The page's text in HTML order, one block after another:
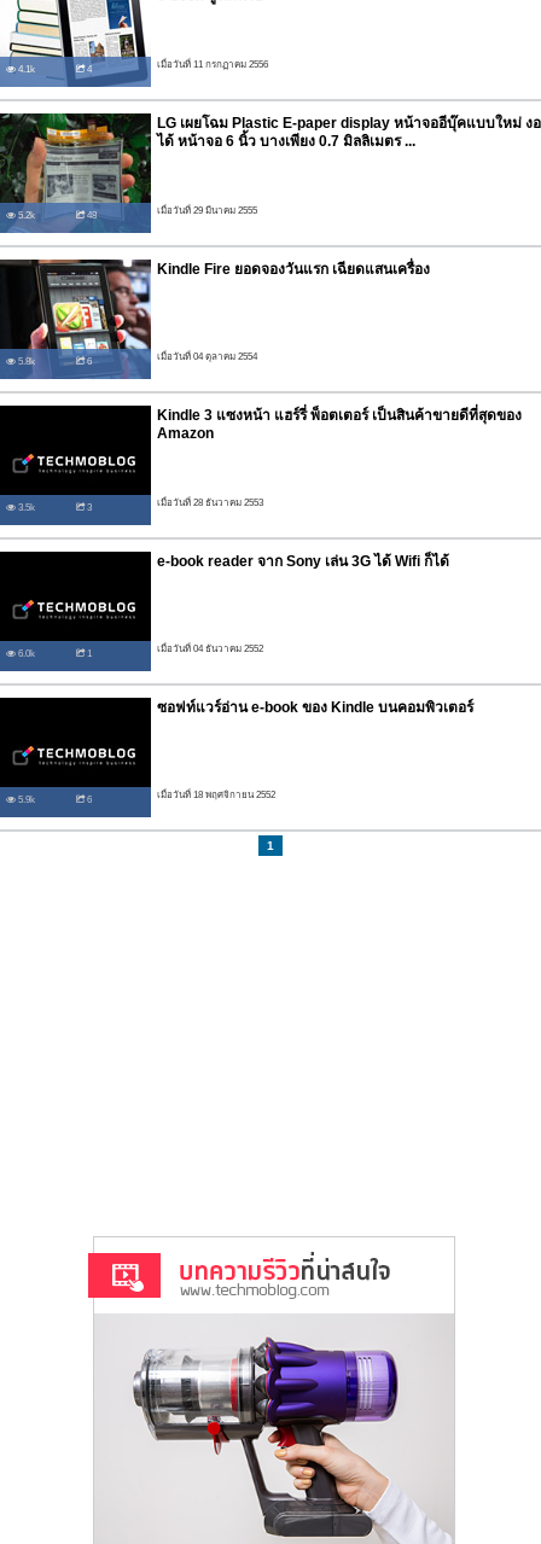
4.1k 4 เมื่อวันที่ 11 กรกฏาคม 2556
5.2k 48
LG เผยโฉม Plastic E-paper display หน้าจออีบุ๊คแบบใหม่ งอ
ได้ หน้าจอ 6 นิ้ว บางเพียง 0.7 มิลลิเมตร ...
เมื่อวันที่ 29 มีนาคม 2555
5.8k 6
Kindle Fire ยอดจองวันแรก เฉียดแสนเครื่อง
เมื่อวันที่ 04 ตุลาคม 2554
3.5k 3
Kindle 3 แซงหน้า แฮร์รี่ พ็อตเตอร์ เป็นสินค้าขายดีที่สุดของ
Amazon
เมื่อวันที่ 28 ธันวาคม 2553
6.0k 1
e-book reader จาก Sony เล่น 3G ได้ Wifi ก็ได้
เมื่อวันที่ 04 ธันวาคม 2552
5.9k 6
ซอฟท์แวร์อ่าน e-book ของ Kindle บนคอมพิวเตอร์
เมื่อวันที่ 18 พฤศจิกายน 2552
1